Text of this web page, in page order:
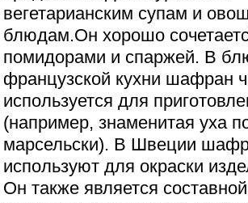
вегетарианским супам и
блюдам.Он хорошо
помидорами и спаржей. В
французской кухни шафран
используется для
(например, знаменитая уха
марсельски). В Швеции
используют для окраски
Он также является